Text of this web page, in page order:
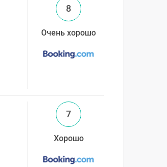
8
Очень хорошо
7
Хорошо